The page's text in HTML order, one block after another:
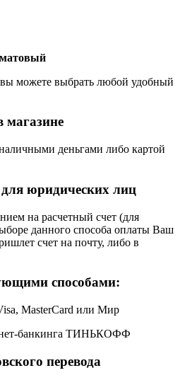
можете выбрать любой удобный
деньгами либо картой
юридических лиц
на расчетный счет (для
данного способа оплаты Ваш
счет на почту, либо в
способами:
MasterCard или Мир
банкинга ТИНЬКОФФ
перевода